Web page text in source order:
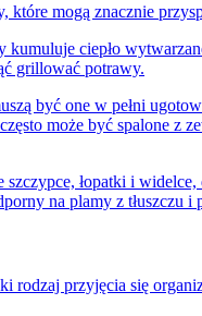
mogą znacznie
ciepło
grillować potrawy.
być one w pełni
może być spalone
łopatki i
na plamy z tłuszczu i
rodzaj przyjęcia się